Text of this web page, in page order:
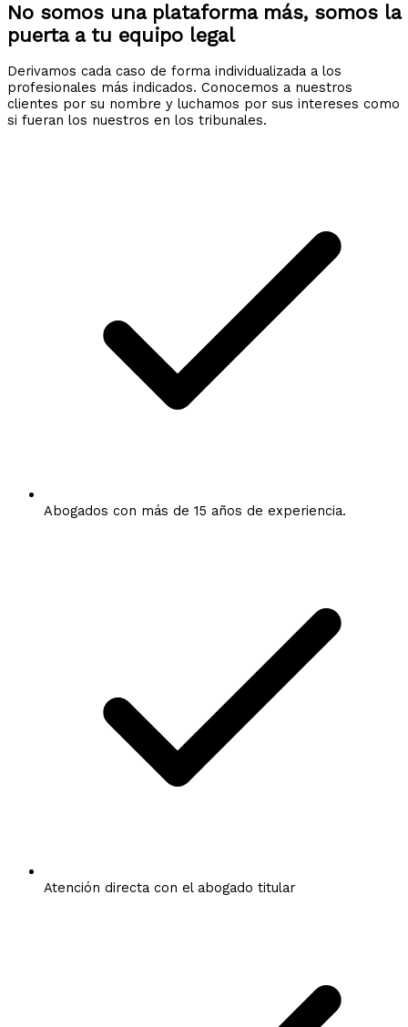
No somos una plataforma más, somos la
puerta a tu equipo legal
Derivamos cada caso de forma individualizada a los
profesionales más indicados. Conocemos a nuestros
clientes por su nombre y luchamos por sus intereses como
si fueran los nuestros en los tribunales.
Abogados con más de 15 años de experiencia.
Atención directa con el abogado titular